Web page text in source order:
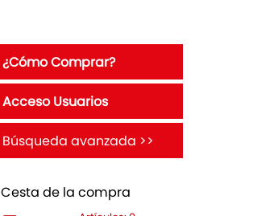
¿Cómo Comprar?
Acceso Usuarios
Búsqueda avanzada >>
Cesta de la compra